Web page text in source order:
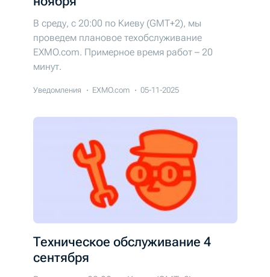
В среду, с 20:00 по Киеву (GMT+2), мы
проведем плановое техобслуживание
EXMO.com. Примерное время работ – 20
минут.
Уведомления EXMO.com 05-11-2025
Техническое обслуживание 4
сентября